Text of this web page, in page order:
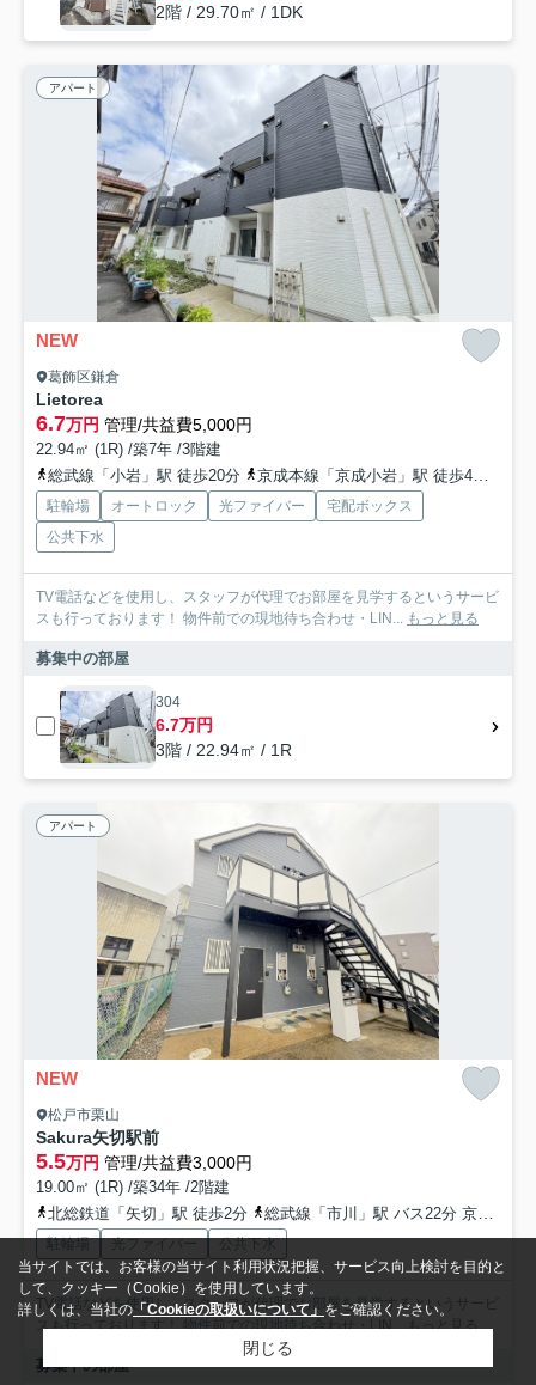
2階 / 29.70㎡ / 1DK
アパート
NEW
葛飾区鎌倉
Lietorea
6.7万円 管理/共益費5,000円
22.94㎡ (1R) /築7年 /3階建
総武線「小岩」駅 徒歩20分
京成本線「京成小岩」駅 徒歩4分
駐輪場 オートロック 光ファイバー
宅配ボックス
公共下水
TV電話などを使用し、スタッフが代理でお部屋を見学するというサービ
スも行っております！ 物件前での現地待ち合わせ・LIN...
もっと見る
募集中の部屋
304
6.7万円
3階 / 22.94㎡ / 1R
アパート
NEW
松戸市栗山
Sakura矢切駅前
5.5万円 管理/共益費3,000円
19.00㎡ (1R) /築34年 /2階建
北総鉄道「矢切」駅 徒歩2分
総武線「市川」駅 バス22分 京成バス千葉ウエスト「矢切駅」 停歩2分
駐輪場 光ファイバー 公共下水
TV電話などを使用し、スタッフが代理でお部屋を見学するというサービ
スも行っております！ 物件前での現地待ち合わせ・LIN...
もっと見る
募集中の部屋
当サイトでは、お客様の当サイト利用状況把握、サービス向上検討を目的と
して、クッキー（Cookie）を使用しています。
詳しくは、当社の「Cookieの取扱いについて」 をご確認ください。
閉じる